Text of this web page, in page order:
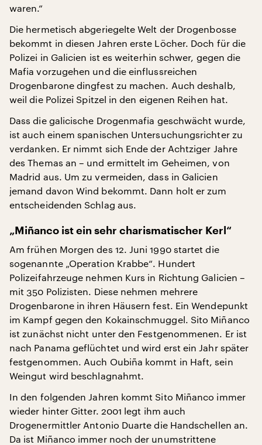
waren.“
Die hermetisch abgeriegelte Welt der Drogenbosse
bekommt in diesen Jahren erste Löcher. Doch für die
Polizei in Galicien ist es weiterhin schwer, gegen die
Mafia vorzugehen und die einflussreichen
Drogenbarone dingfest zu machen. Auch deshalb,
weil die Polizei Spitzel in den eigenen Reihen hat.
Dass die galicische Drogenmafia geschwächt wurde,
ist auch einem spanischen Untersuchungsrichter zu
verdanken. Er nimmt sich Ende der Achtziger Jahre
des Themas an – und ermittelt im Geheimen, von
Madrid aus. Um zu vermeiden, dass in Galicien
jemand davon Wind bekommt. Dann holt er zum
entscheidenden Schlag aus.
„Miñanco ist ein sehr charismatischer Kerl“
Am frühen Morgen des 12. Juni 1990 startet die
sogenannte „Operation Krabbe“. Hundert
Polizeifahrzeuge nehmen Kurs in Richtung Galicien –
mit 350 Polizisten. Diese nehmen mehrere
Drogenbarone in ihren Häusern fest. Ein Wendepunkt
im Kampf gegen den Kokainschmuggel. Sito Miñanco
ist zunächst nicht unter den Festgenommenen. Er ist
nach Panama geflüchtet und wird erst ein Jahr später
festgenommen. Auch Oubiña kommt in Haft, sein
Weingut wird beschlagnahmt.
In den folgenden Jahren kommt Sito Miñanco immer
wieder hinter Gitter. 2001 legt ihm auch
Drogenermittler Antonio Duarte die Handschellen an.
Da ist Miñanco immer noch der unumstrittene